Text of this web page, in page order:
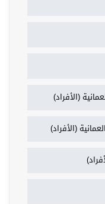
(الأفراد)
(الأفراد)